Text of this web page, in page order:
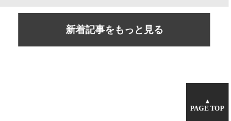
新着記事をもっと見る
▲
PAGE TOP